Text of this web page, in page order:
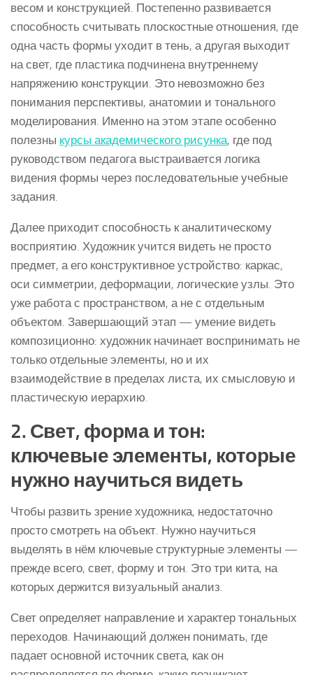
весом и конструкцией. Постепенно развивается
способность считывать плоскостные отношения, где
одна часть формы уходит в тень, а другая выходит
на свет, где пластика подчинена внутреннему
напряжению конструкции. Это невозможно без
понимания перспективы, анатомии и тонального
моделирования. Именно на этом этапе особенно
полезны курсы академического рисунка, где под
руководством педагога выстраивается логика
видения формы через последовательные учебные
задания.
Далее приходит способность к аналитическому
восприятию. Художник учится видеть не просто
предмет, а его конструктивное устройство: каркас,
оси симметрии, деформации, логические узлы. Это
уже работа с пространством, а не с отдельным
объектом. Завершающий этап — умение видеть
композиционно: художник начинает воспринимать не
только отдельные элементы, но и их
взаимодействие в пределах листа, их смысловую и
пластическую иерархию.
2. Свет, форма и тон:
ключевые элементы, которые
нужно научиться видеть
Чтобы развить зрение художника, недостаточно
просто смотреть на объект. Нужно научиться
выделять в нём ключевые структурные элементы —
прежде всего, свет, форму и тон. Это три кита, на
которых держится визуальный анализ.
Свет определяет направление и характер тональных
переходов. Начинающий должен понимать, где
падает основной источник света, как он